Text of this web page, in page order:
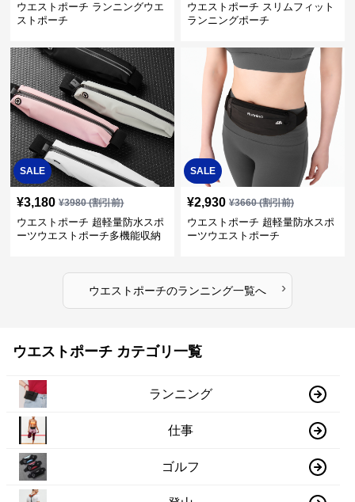
ウエストポーチ ランニングウエ
ストポーチ
ウエストポーチ スリムフィット
ランニングポーチ
SALE
¥3,180 ¥3980(割引前)
ウエストポーチ 超軽量防水スポ
ーツウエストポーチ多機能収納
SALE
¥2,930 ¥3660(割引前)
ウエストポーチ 超軽量防水スポ
ーツウエストポーチ
ウエストポーチのランニング一覧へ ›
ウエストポーチ カテゴリ一覧
ランニング
仕事
ゴルフ